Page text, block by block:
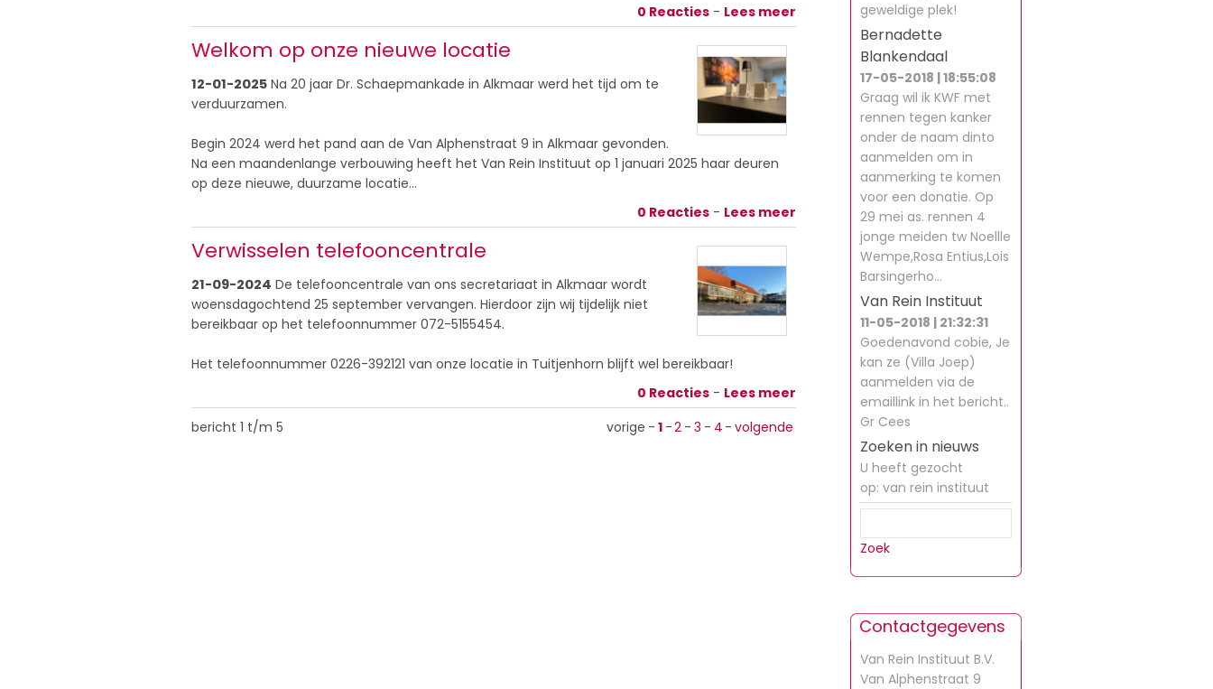
0 Reacties - Lees meer
Welkom op onze nieuwe locatie
12-01-2025 Na 20 jaar Dr. Schaepmankade in Alkmaar werd het tijd om te
verduurzamen.
Begin 2024 werd het pand aan de Van Alphenstraat 9 in Alkmaar gevonden.
Na een maandenlange verbouwing heeft het Van Rein Instituut op 1 januari 2025 haar deuren
op deze nieuwe, duurzame locatie…
0 Reacties - Lees meer
Verwisselen telefooncentrale
21-09-2024 De telefooncentrale van ons secretariaat in Alkmaar wordt
woensdagochtend 25 september vervangen. Hierdoor zijn wij tijdelijk niet
bereikbaar op het telefoonnummer 072-5155454.
Het telefoonnummer 0226-392121 van onze locatie in Tuitjenhorn blijft wel bereikbaar!
0 Reacties - Lees meer
bericht 1 t/m 5
vorige - 1 -2 - 3 - 4 - volgende
geweldige plek!
Bernadette
Blankendaal
17-05-2018 | 18:55:08
Graag wil ik KWF met
rennen tegen kanker
onder de naam dinto
aanmelden om in
aanmerking te komen
voor een donatie. Op
29 mei as. rennen 4
jonge meiden tw Noellle
Wempe,Rosa Entius,Lois
Barsingerho…
Van Rein Instituut
11-05-2018 | 21:32:31
Goedenavond cobie, Je
kan ze (Villa Joep)
aanmelden via de
emaillink in het bericht..
Gr Cees
Zoeken in nieuws
U heeft gezocht
op: van rein instituut
Zoek
Contactgegevens
Van Rein Instituut B.V.
Van Alphenstraat 9